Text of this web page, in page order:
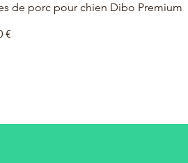
de porc pour chien Dibo Premium
€